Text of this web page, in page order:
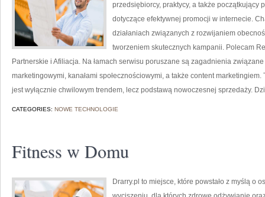
przedsiębiorcy, praktycy, a także początkujący
dotyczące efektywnej promocji w internecie.
działaniach związanych z rozwijaniem
tworzeniem skutecznych kampanii. Polecam
Partnerskie i Afiliacja. Na łamach serwisu poruszane są zagadnienia
marketingowymi, kanałami społecznościowymi, a także content
jest wyłącznie chwilowym trendem, lecz podstawą nowoczesnej sprzedaży.
CATEGORIES: NOWE TECHNOLOGIE
Fitness w Domu
Drarry.pl to miejsce, które powstało z myślą o